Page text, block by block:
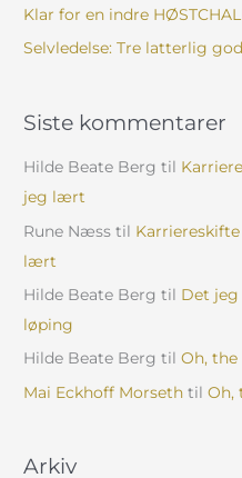
Klar for en indre
Selvledelse: Tre latterlig
Siste kommentarer
Hilde Beate Berg til
jeg lært
Rune Næss til
lært
Hilde Beate Berg til Det jeg
løping
Hilde Beate Berg tilOh, the
Mai Eckhoff Morseth tilOh,
Arkiv